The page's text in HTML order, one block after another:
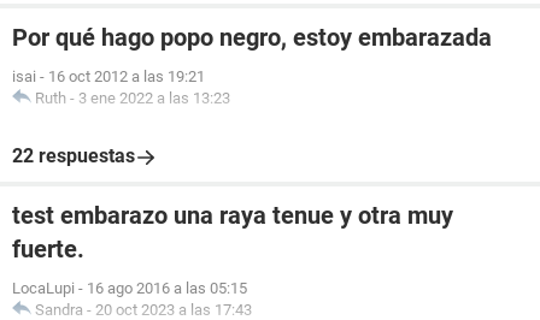
Por qué hago popo negro, estoy embarazada
isai - 16 oct 2012 a las 19:21
Ruth - 3 ene 2022 a las 13:23
22 respuestas
test embarazo una raya tenue y otra muy
fuerte.
LocaLupi - 16 ago 2016 a las 05:15
Sandra - 20 oct 2023 a las 17:43